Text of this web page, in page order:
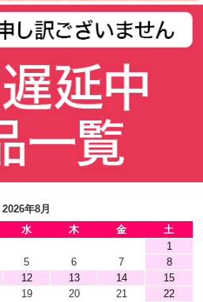
2026年8月
水 木 金
土
1
5 6 7
8
12 13 14
15
19 20 21
22